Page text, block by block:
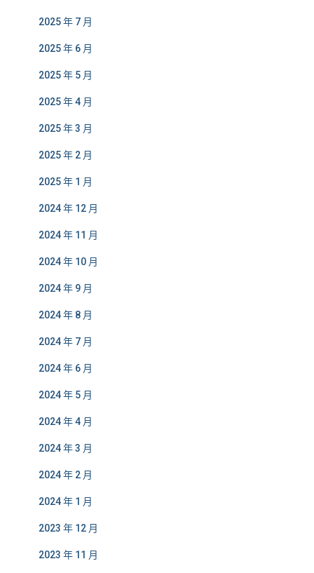
2025 年 7 月
2025 年 6 月
2025 年 5 月
2025 年 4 月
2025 年 3 月
2025 年 2 月
2025 年 1 月
2024 年 12 月
2024 年 11 月
2024 年 10 月
2024 年 9 月
2024 年 8 月
2024 年 7 月
2024 年 6 月
2024 年 5 月
2024 年 4 月
2024 年 3 月
2024 年 2 月
2024 年 1 月
2023 年 12 月
2023 年 11 月